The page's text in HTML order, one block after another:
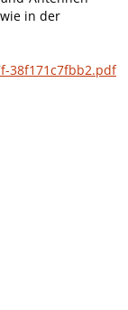
in der
38f171c7fbb2.pdf